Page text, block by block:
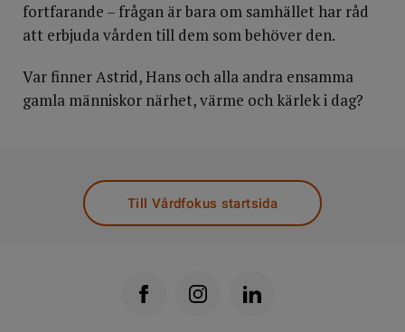
fortfarande – frågan är bara om samhället har råd
att erbjuda vården till dem som behöver den.
Var finner Astrid, Hans och alla andra ensamma
gamla människor närhet, värme och kärlek i dag?
Till Vårdfokus startsida